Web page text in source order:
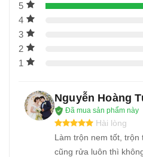
5
4
3
2
1
Nguyễn Hoàng
Đã mua sản phẩm này
Hài lòng
Làm trộn nem tốt,
cũng rửa luôn thì